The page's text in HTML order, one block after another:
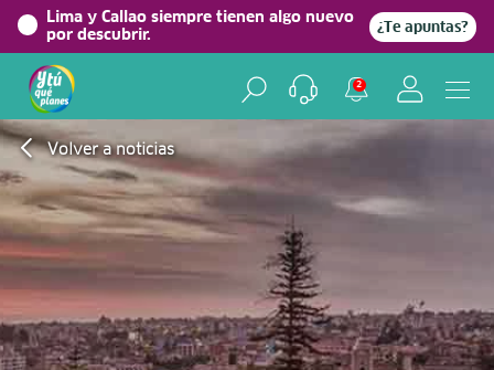
Lima y Callao siempre tienen algo nuevo
por descubrir.
¿Te apuntas?
2
Volver a noticias